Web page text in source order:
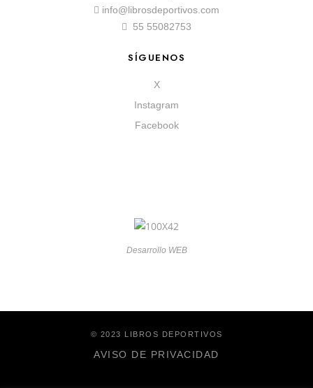
info@librosdeportivos.com
55 55082753
SÍGUENOS
X
Instagram
Facebook
Desarrollo WEB
© 2023 LIBROS DEPORTIVOS
AVISO DE PRIVACIDAD